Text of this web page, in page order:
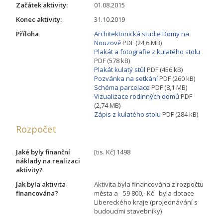
Začátek aktivity:
01.08.2015
Konec aktivity:
31.10.2019
Příloha
Architektonická studie Domy na
NouzověPDF (24,6 MB)
Plakát a fotografie z kulatého stolu
PDF (578 kB)
Plakát kulatý stůl PDF (456 kB)
Pozvánka na setkáníPDF (260 kB)
Schéma parcelace PDF (8,1 MB)
Vizualizace rodinných domů PDF
(2,74 MB)
Zápis z kulatého stolu PDF (284 kB)
Rozpočet
Jaké byly finanční
náklady na realizaci
aktivity?
[tis. Kč] 1498
Jak byla aktivita
financována?
Aktivita byla financována z rozpočtu
města a 59 800,- Kč byla dotace
Libereckého kraje (projednávání s
budoucími stavebníky)